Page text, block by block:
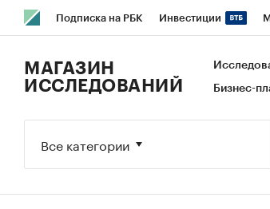
Подписка на РБК Инвестиции
Исследования Кредитные рейтинги
МАГАЗИН
ИССЛЕДОВАНИЙ
Бизнес-
Все категории